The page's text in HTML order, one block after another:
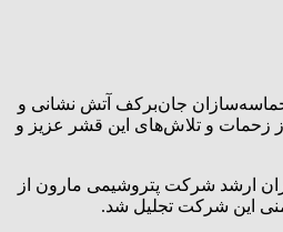
حماسه‌سازان جان‌برکف آتش نشانی و
زحمات و تلاش‌های این قشر عزیز و
ارشد شرکت پتروشیمی مارون از
این شرکت تجلیل شد.